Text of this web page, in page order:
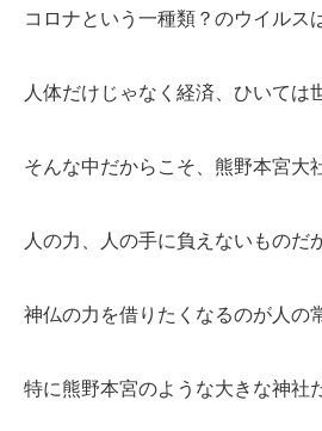
コロナという一種類？のウイルス
人体だけじゃなく経済、ひいて
そんな中だからこそ、熊野本宮大
人の力、人の手に負えないものだ
神仏の力を借りたくなるのが人の
特に熊野本宮のような大きな神社